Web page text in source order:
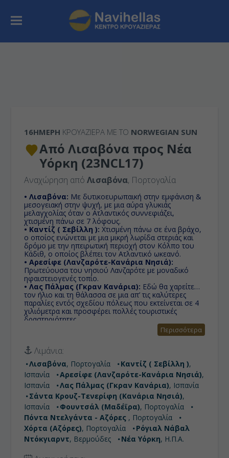
16ΉΜΕΡΗ ΚΡΟΥΑΖΙΕΡΑ ΜΕ ΤΟ NORWEGIAN SUN
Από Λισαβόνα προς Nέα
Υόρκη (23NCL17)
Αναχώρηση απόΛισαβόνα, Πορτογαλία
• Λισαβόνα: Με δυτικοευρωπαική στην εμφάνιση &
μεσογειακή στην ψυχή, με μια αύρα γλυκιάς
μελαγχολίας όταν ο Ατλαντικός συννεφιάζει,
χτισμένη πάνω σε 7 λόφους.
• Καντίζ ( Σεβίλλη ): Χτισμένη πάνω σε ένα βράχο,
ο οποίος ενώνεται με μια μικρή λωρίδα στεριάς και
δρόμο με την ηπειρωτική περιοχή στον Κόλπο του
Κάδιθ, ο οποίος βλέπει τον Ατλαντικό ωκεανό.
• Αρεσίφε (Λανζαρότε-Κανάρια Νησιά):
Πρωτεύουσα του νησιού Λανζαρότε με μοναδικό
ηφαιστειογενές τοπίο.
• Λας Πάλμας (Γκραν Κανάρια): Εδώ θα χαρείτε
τον ήλιο και τη θάλασσα σε μια απ’ τις καλύτερες
παραλίες εντός σχεδίου πόλεως που εκτείνεται σε 4
χιλιόμετρα και προσφέρει πολλές τουριστικές
δραστηριότητες.
• Σάντα Κρουζ-Τενερίφη (Κανάρια Νησιά):Έξω
από τις βορειοδυτικές ακτές της Αφρικής, το
μεγαλύτερο από τα νησιά του συμπλέγματος των
Καναρίων Νήσων προσφέρει ανέμελες διακοπές σε
έναν τόπο με μοναδική, ιδιαίτερη φυσική ομορφιά.
• Φουντσάλ (Μαδέϊρα):
Χτισμένη αμφιθεατρικά και
το μόνο σίγουρο είναι ότι θα εντυπωσιαστείτε καθώς
θα φτάνετε με το πλοίο σ’ αυτό το υπέροχο
λιμάνι...Εδώ θα απολαύσετε περιπάτους στους
κήπους Do Palheiro σε βρετανικό αποικιακό στυλ.
• Πόντα Ντελγάντα - Αζόρες :Ponta Delgada
είναι ο μεγαλύτερος δήμος και η διοικητική
πρωτεύουσα της Αυτόνομης Περιφέρειας των Αζορών
στην Πορτογαλία. Βρίσκεται στο Σάο Μιγκέλ, τo
μεγαλύτερo και πιο πυκνοκατοικημένo νησί του
Περισσότερα
Λιμάνια:
Λισαβόνα, Πορτογαλία Καντίζ ( Σεβίλλη ),
Ισπανία
Αρεσίφε (Λανζαρότε-Κανάρια Νησιά),
Ισπανία
Λας Πάλμας (Γκραν Κανάρια), Ισπανία
Σάντα Κρουζ-Τενερίφη (Κανάρια Νησιά),
Ισπανία
Φουντσάλ (Μαδέϊρα), Πορτογαλία
Πόντα Ντελγάντα - Αζόρες , Πορτογαλία
Χόρτα (Αζόρες), Πορτογαλία
Ρόγιαλ Νάβαλ
Ντόκγιαρντ, Βερμούδες Νέα Υόρκη, Η.Π.Α.